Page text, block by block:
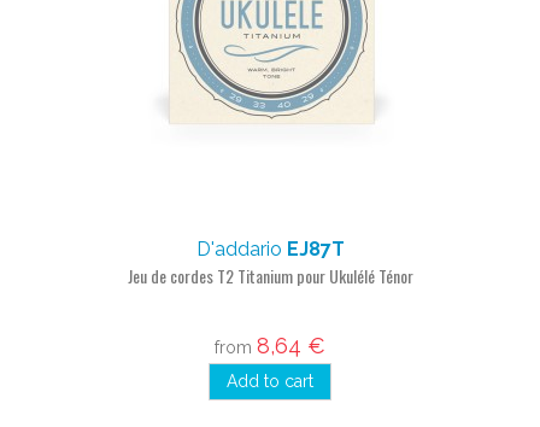
D'addario EJ87T
Jeu de cordes T2 Titanium pour Ukulélé Ténor
from 8,64 €
Add to cart